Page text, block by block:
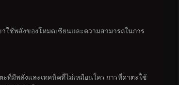
ใช้พลังของโหมดเซียนและความสามารถในการ
ที่มีพลังและเทคนิคที่ไม่เหมือนใคร การที่ดาตะใช้